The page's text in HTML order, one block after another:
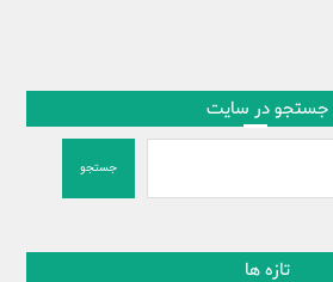
جستجو در سایت
جستجو
تازه ها